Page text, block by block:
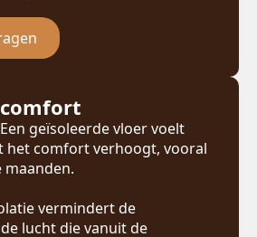
geïsoleerde vloer voelt
het comfort verhoogt, vooral
vermindert de
lucht die vanuit de